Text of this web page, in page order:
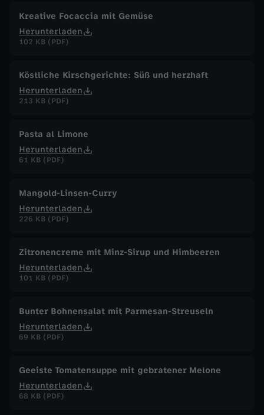
s
t
m
a
c
h
n
Kreative Focaccia mit Gemüse
Herunterladen
102 KB (PDF)
Köstliche Kirschgerichte: Süß und herzhaft
Herunterladen
213 KB (PDF)
Pasta al Limone
Herunterladen
61 KB (PDF)
Mangold-Linsen-Curry
Herunterladen
226 KB (PDF)
Zitronencreme mit Minz-Sirup und Himbeeren
Herunterladen
101 KB (PDF)
Bunter Bohnensalat mit Parmesan-Streuseln
Herunterladen
69 KB (PDF)
Geeiste Tomatensuppe mit gebratener Melone
Herunterladen
68 KB (PDF)